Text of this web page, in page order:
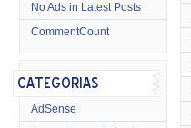
No Ads in Latest Posts
CommentCount
AdSense